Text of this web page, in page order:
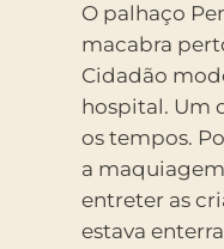
O palhaço
macabra
Cidadão
hospital. Um
os tempos.
a
entreter as
estava